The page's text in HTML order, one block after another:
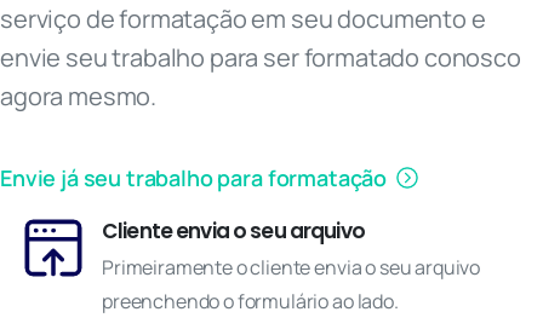
serviço de formatação em seu documento e
envie seu trabalho para ser formatado conosco
agora mesmo.
Envie já seu trabalho para formatação
Cliente envia o seu arquivo
Primeiramente o cliente envia o seu arquivo
preenchendo o formulário ao lado.